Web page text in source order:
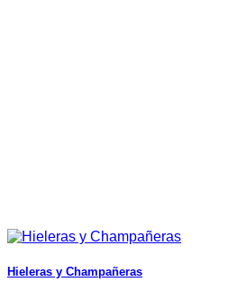
Hieleras y Champañeras